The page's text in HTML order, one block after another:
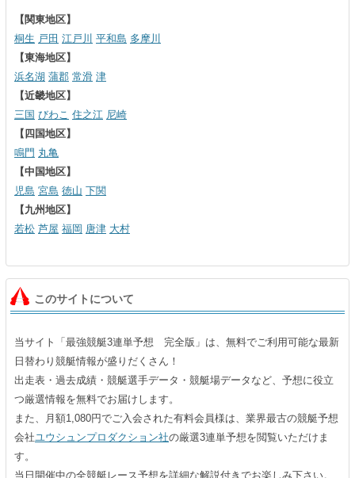
【関東地区】
桐生 戸田 江戸川 平和島 多摩川
【東海地区】
浜名湖 蒲郡 常滑 津
【近畿地区】
三国 びわこ 住之江 尼崎
【四国地区】
鳴門 丸亀
【中国地区】
児島 宮島 徳山 下関
【九州地区】
若松 芦屋 福岡 唐津 大村
このサイトについて
当サイト「最強競艇3連単予想 完全版」は、無料でご利用可能な最新
日替わり競艇情報が盛りだくさん！
出走表・過去成績・競艇選手データ・競艇場データなど、予想に役立
つ厳選情報を無料でお届けします。
また、月額1,080円でご入会された有料会員様は、業界最古の競艇予想
会社ユウシュンプロダクション社の厳選3連単予想を閲覧いただけま
す。
当日開催中の全競艇レース予想を詳細な解説付きでお楽しみ下さい。